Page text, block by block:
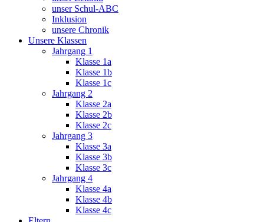
unser Schul-ABC
Inklusion
unsere Chronik
Unsere Klassen
Jahrgang 1
Klasse 1a
Klasse 1b
Klasse 1c
Jahrgang 2
Klasse 2a
Klasse 2b
Klasse 2c
Jahrgang 3
Klasse 3a
Klasse 3b
Klasse 3c
Jahrgang 4
Klasse 4a
Klasse 4b
Klasse 4c